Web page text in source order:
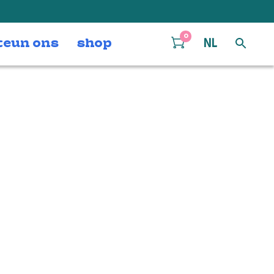
ons shop
0
NL